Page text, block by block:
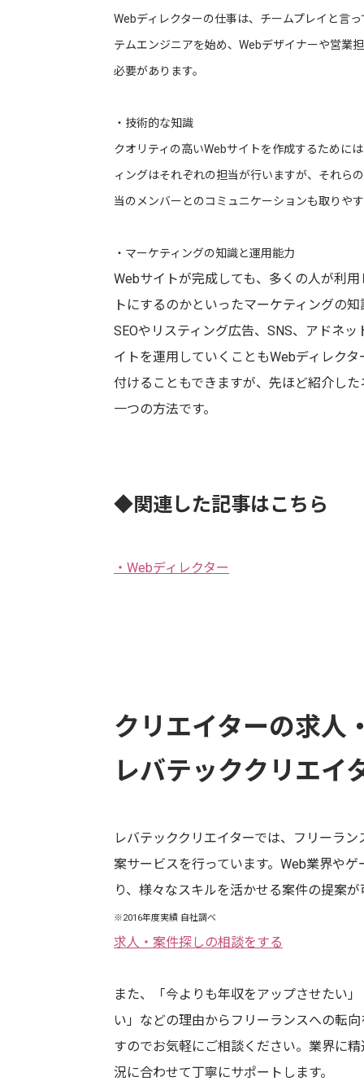
Webディレクターの仕事は、チームプレイと言
テムエンジニアを始め、Webデザイナーや営業
必要があります。
・技術的な知識
クオリティの高いWebサイトを作成するために
ィングはそれぞれの担当が行いますが、それら
当のメンバーとのコミュニケーションも取りや
・マーケティングの知識と運用能力
Webサイトが完成しても、多くの人が利
トにするのかといったマーケティングの
SEOやリスティング広告、SNS、アドネ
イトを運用していくこともWebディレク
付けることもできますが、先ほど紹介し
一つの方法です。
◆関連した記事はこちら
・Webディレクター
クリエイターの求人
レバテッククリエイ
レバテッククリエイターでは、フリーラ
案サービスを行っています。Web業界や
り、様々なスキルを活かせる案件の提案が
※2016年度実績 自社調べ
求人・案件探しの相談をする
また、「今よりも年収をアップさせたい
い」などの理由からフリーランスへの転向
すのでお気軽にご相談ください。業界に
況に合わせて丁寧にサポートします。